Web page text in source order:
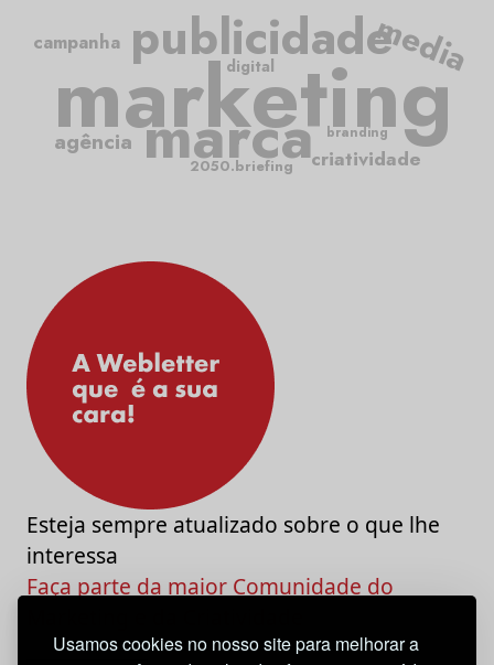
Usamos cookies no nosso site para melhorar a
marketing
publicidade
marcacriatividade
campanha media
agência
digital
2050.briefing
branding
Esteja sempre atualizado sobre o que lhe
interessa
Faça parte da maior Comunidade do